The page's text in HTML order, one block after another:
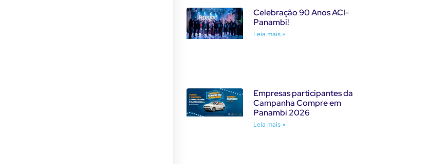
Celebração 90 Anos ACI-
Panambi!
Leia mais »
Empresas participantes da
Campanha Compre em
Panambi 2026
Leia mais »